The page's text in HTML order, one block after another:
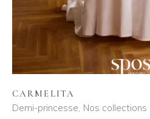
CARMELITA
Demi-princesse Nos collections